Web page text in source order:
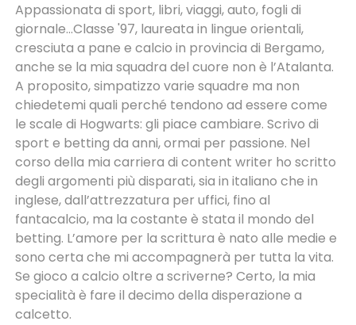
Appassionata di sport, libri, viaggi, auto, fogli di
giornale...Classe '97, laureata in lingue orientali,
cresciuta a pane e calcio in provincia di Bergamo,
anche se la mia squadra del cuore non è l’Atalanta.
A proposito, simpatizzo varie squadre ma non
chiedetemi quali perché tendono ad essere come
le scale di Hogwarts: gli piace cambiare. Scrivo di
sport e betting da anni, ormai per passione. Nel
corso della mia carriera di content writer ho scritto
degli argomenti più disparati, sia in italiano che in
inglese, dall’attrezzatura per uffici, fino al
fantacalcio, ma la costante è stata il mondo del
betting. L’amore per la scrittura è nato alle medie e
sono certa che mi accompagnerà per tutta la vita.
Se gioco a calcio oltre a scriverne? Certo, la mia
specialità è fare il decimo della disperazione a
calcetto.